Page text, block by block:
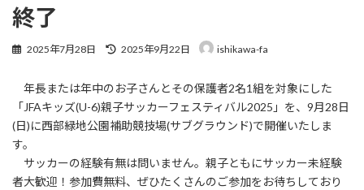
終了
2025年7月28日
最
新
日
時
:
2025年9月22日 ishikawa-fa
年長または年中のお子さんとその保護者2名1組を対象にした
「JFAキッズ(U-6)親子サッカーフェスティバル2025」を、9月28日
(日)に西部緑地公園補助競技場(サブグラウンド)で開催いたしま
す。
サッカーの経験有無は問いません。親子ともにサッカー未経験
者大歓迎！参加費無料、ぜひたくさんのご参加をお待ちしており